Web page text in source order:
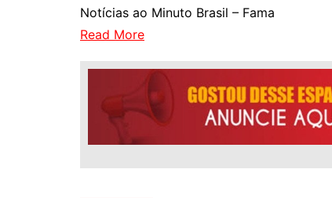
Notícias ao Minuto Brasil – Fama
Read More